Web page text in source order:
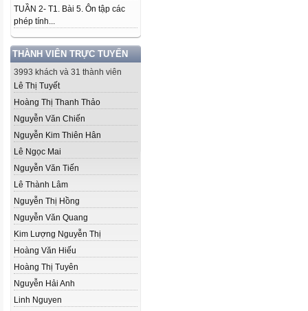
TUẦN 2- T1. Bài 5. Ôn tập các
phép tính...
THÀNH VIÊN TRỰC TUYẾN
3993 khách và 31 thành viên
Lê Thị Tuyết
Hoàng Thị Thanh Thảo
Nguyễn Văn Chiến
Nguyễn Kim Thiên Hân
Lê Ngọc Mai
Nguyễn Văn Tiến
Lê Thành Lâm
Nguyễn Thị Hồng
Nguyễn Văn Quang
Kim Lượng Nguyễn Thị
Hoàng Văn Hiếu
Hoàng Thị Tuyên
Nguyễn Hải Anh
Linh Nguyen